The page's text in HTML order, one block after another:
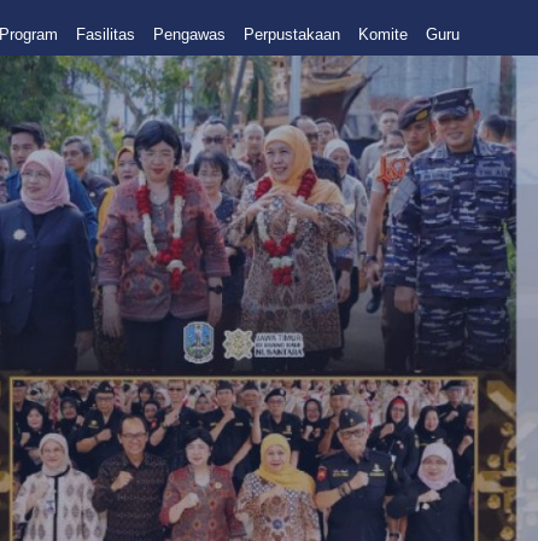
Program Fasilitas Pengawas Perpustakaan Komite Guru